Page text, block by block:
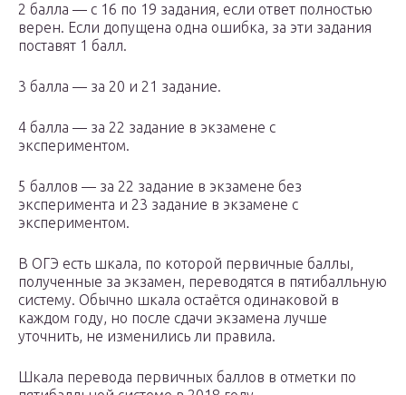
2 балла — с 16 по 19 задания, если ответ полностью
верен. Если допущена одна ошибка, за эти задания
поставят 1 балл.
3 балла — за 20 и 21 задание.
4 балла — за 22 задание в экзамене с
экспериментом.
5 баллов — за 22 задание в экзамене без
эксперимента и 23 задание в экзамене с
экспериментом.
В ОГЭ есть шкала, по которой первичные баллы,
полученные за экзамен, переводятся в пятибалльную
систему. Обычно шкала остаётся одинаковой в
каждом году, но после сдачи экзамена лучше
уточнить, не изменились ли правила.
Шкала перевода первичных баллов в отметки по